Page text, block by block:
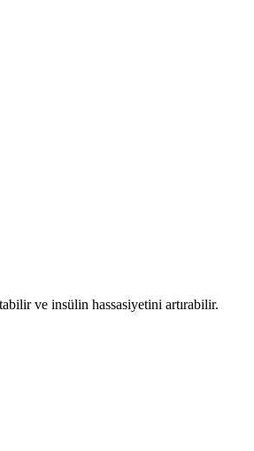
ve insülin hassasiyetini artırabilir.